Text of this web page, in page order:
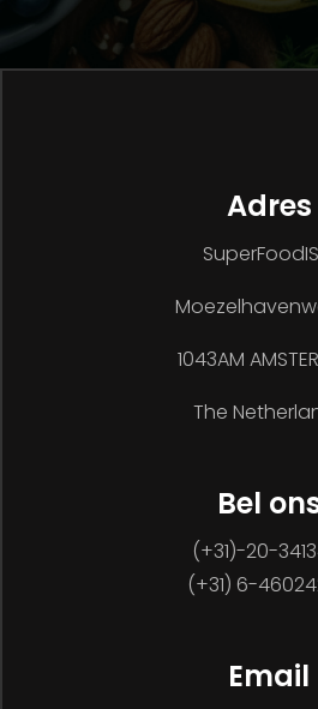
Adres
1043AM
The
Bel
(+31)-20-
(+31) 6-
Email